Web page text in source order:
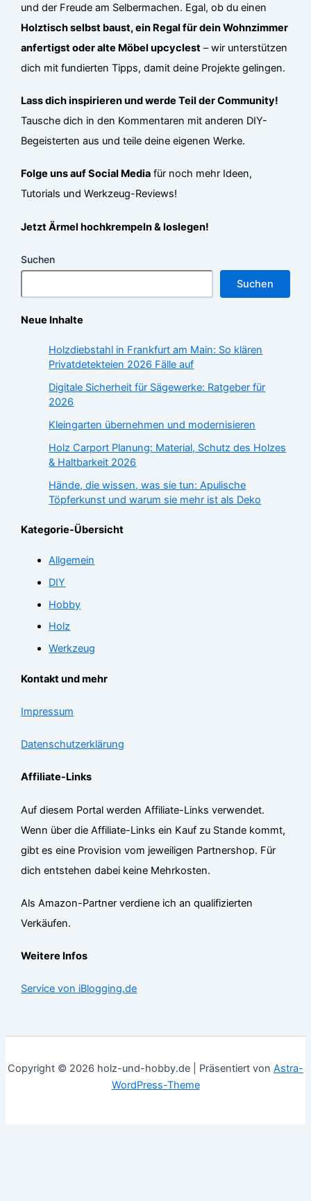
und der Freude am Selbermachen. Egal, ob du einen
Holztisch selbst baust, ein Regal für dein Wohnzimmer
anfertigst oder alte Möbel upcyclest – wir unterstützen
dich mit fundierten Tipps, damit deine Projekte gelingen.
Lass dich inspirieren und werde Teil der Community!
Tausche dich in den Kommentaren mit anderen DIY-
Begeisterten aus und teile deine eigenen Werke.
Folge uns auf Social Media für noch mehr Ideen,
Tutorials und Werkzeug-Reviews!
Jetzt Ärmel hochkrempeln & loslegen!
Suchen
Suchen
Neue Inhalte
Holzdiebstahl in Frankfurt am Main: So klären
Privatdetekteien 2026 Fälle auf
Digitale Sicherheit für Sägewerke: Ratgeber für
2026
Kleingarten übernehmen und modernisieren
Holz Carport Planung: Material, Schutz des Holzes
& Haltbarkeit 2026
Hände, die wissen, was sie tun: Apulische
Töpferkunst und warum sie mehr ist als Deko
Kategorie-Übersicht
Allgemein
DIY
Hobby
Holz
Werkzeug
Kontakt und mehr
Impressum
Datenschutzerklärung
Affiliate-Links
Auf diesem Portal werden Affiliate-Links verwendet.
Wenn über die Affiliate-Links ein Kauf zu Stande kommt,
gibt es eine Provision vom jeweiligen Partnershop. Für
dich entstehen dabei keine Mehrkosten.
Als Amazon-Partner verdiene ich an qualifizierten
Verkäufen.
Weitere Infos
Service von iBlogging.de
Copyright © 2026 holz-und-hobby.de | Präsentiert von Astra-
WordPress-Theme